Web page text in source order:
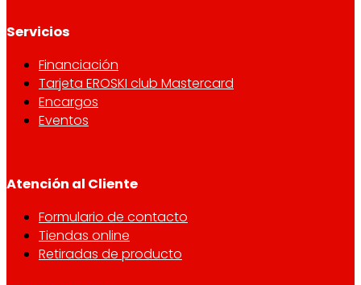
Servicios
Financiación
Tarjeta EROSKI club Mastercard
Encargos
Eventos
Atención al Cliente
Formulario de contacto
Tiendas online
Retiradas de producto